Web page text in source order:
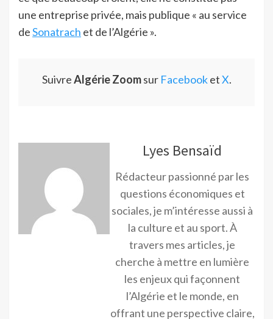
une entreprise privée, mais publique « au service
deSonatrach et de l’Algérie ».
SuivreAlgérie Zoomsur FacebooketX.
Lyes Bensaïd
Rédacteur passionné par les
questions économiques et
sociales, je m’intéresse aussi à
la culture et au sport. À
travers mes articles, je
cherche à mettre en lumière
les enjeux qui façonnent
l’Algérie et le monde, en
offrant une perspective claire,